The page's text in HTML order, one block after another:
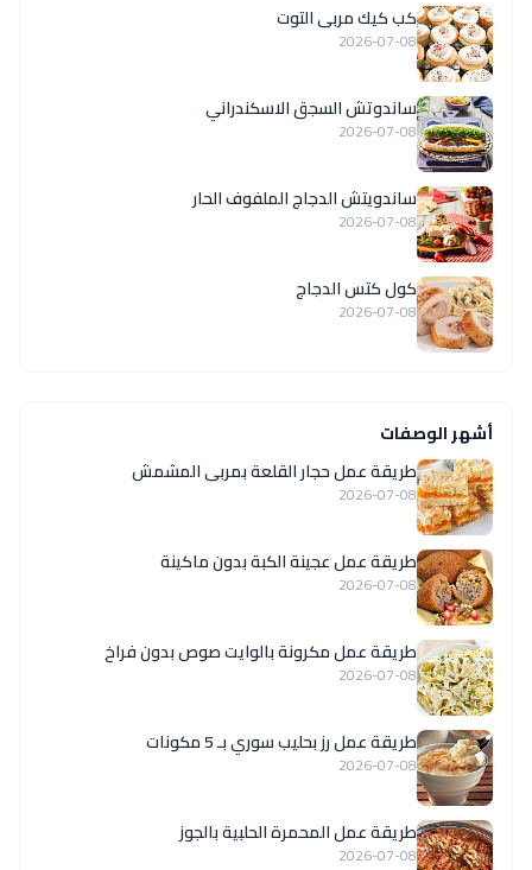
كب كيك مربى التوت
2026-07-08
ساندوتش السجق الاسكندراني
2026-07-08
ساندويتش الدجاج الملفوف الحار
2026-07-08
كول كتس الدجاج
2026-07-08
أشهر الوصفات
طريقة عمل حجار القلعة بمربى المشمش
2026-07-08
طريقة عمل عجينة الكبة بدون ماكينة
2026-07-08
طريقة عمل مكرونة بالوايت صوص بدون فراخ
2026-07-08
طريقة عمل رز بحليب سوري بـ 5 مكونات
2026-07-08
طريقة عمل المحمرة الحلبية بالجوز
2026-07-08